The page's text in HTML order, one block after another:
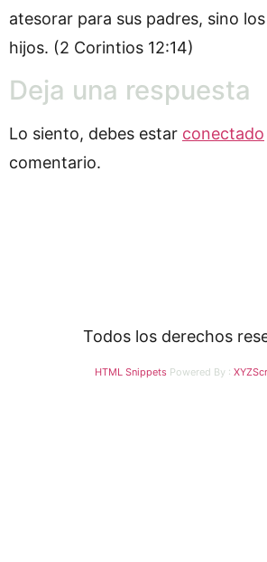
atesorar para sus padres, sino
hijos. (2 Corintios 12:14)
Deja una respuesta
Lo siento, debes estar conectado
comentario.
Todos los derechos
HTML Snippets Powered By :